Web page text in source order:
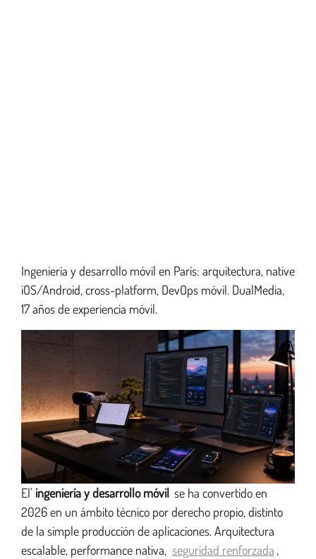
Expertise Digital DualMedia: estrategia 360
Diseño y arquitectura
Alojamiento web
Asesoramiento y apoyo
Automatización del marketing
Ingeniería y desarrollo
Ingeniería y desarrollo móvil en París: arquitectura, native
iOS/Android, cross-platform, DevOps móvil. DualMedia,
17 años de experiencia móvil.
El' ingeniería y desarrollo móvil se ha convertido en
2026 en un ámbito técnico por derecho propio, distinto
de la simple producción de aplicaciones. Arquitectura
escalable, performance nativa, seguridad renforzada ,